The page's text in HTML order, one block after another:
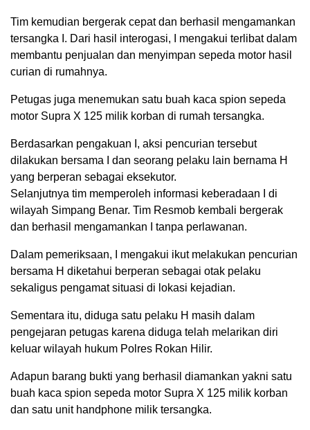
Tim kemudian bergerak cepat dan berhasil mengamankan
tersangka I. Dari hasil interogasi, I mengakui terlibat dalam
membantu penjualan dan menyimpan sepeda motor hasil
curian di rumahnya.
Petugas juga menemukan satu buah kaca spion sepeda
motor Supra X 125 milik korban di rumah tersangka.
Berdasarkan pengakuan I, aksi pencurian tersebut
dilakukan bersama I dan seorang pelaku lain bernama H
yang berperan sebagai eksekutor.
Selanjutnya tim memperoleh informasi keberadaan I di
wilayah Simpang Benar. Tim Resmob kembali bergerak
dan berhasil mengamankan I tanpa perlawanan.
Dalam pemeriksaan, I mengakui ikut melakukan pencurian
bersama H diketahui berperan sebagai otak pelaku
sekaligus pengamat situasi di lokasi kejadian.
Sementara itu, diduga satu pelaku H masih dalam
pengejaran petugas karena diduga telah melarikan diri
keluar wilayah hukum Polres Rokan Hilir.
Adapun barang bukti yang berhasil diamankan yakni satu
buah kaca spion sepeda motor Supra X 125 milik korban
dan satu unit handphone milik tersangka.